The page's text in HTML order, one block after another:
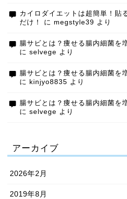
カイロダイエットは超簡単！貼
だけ！
に megstyle39 より
腸サビとは？痩せる腸内細菌を
に selvege より
腸サビとは？痩せる腸内細菌を
に kinjyo8835 より
腸サビとは？痩せる腸内細菌を
に selvege より
アーカイブ
2026年2月
2019年8月